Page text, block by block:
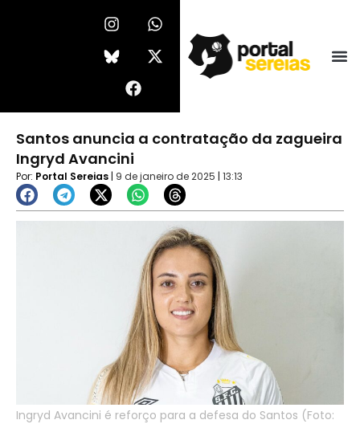
I
n
s
t
r
a
m
W
h
a
t
p
X
-
t
w
t
r
b
o
o
Santos anuncia a contratação da zagueira
Ingryd Avancini
Por: Portal Sereias | 9 de janeiro de 2025 | 13:13
Ingryd Avancini é reforço para a defesa do Santos (Foto: